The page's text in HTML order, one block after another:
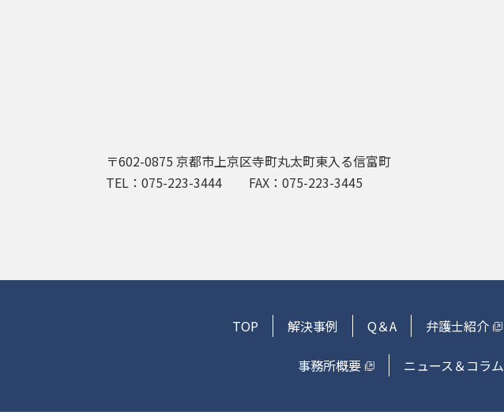
〒602-0875京都市上京区寺町丸太町東入る信富町
TEL：075-223-3444
FAX：075-223-3445
TOP 解決事例 Q＆A 弁護士紹介
事務所概要 ニュース＆コラム